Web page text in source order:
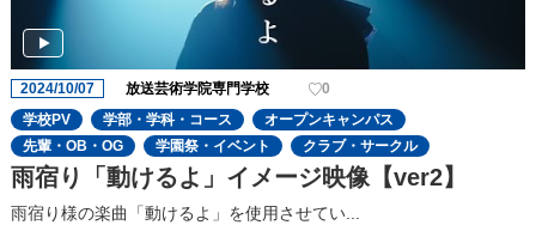
2024/10/07 放送芸術学院専門学校
0
学校PV
学部・学科・コース
オープンキャンパス
先輩・OB・OG
学園祭・イベント クラブ・サークル
雨宿り「動けるよ」イメージ映像【ver2】
雨宿り様の楽曲「動けるよ」を使用させてい...